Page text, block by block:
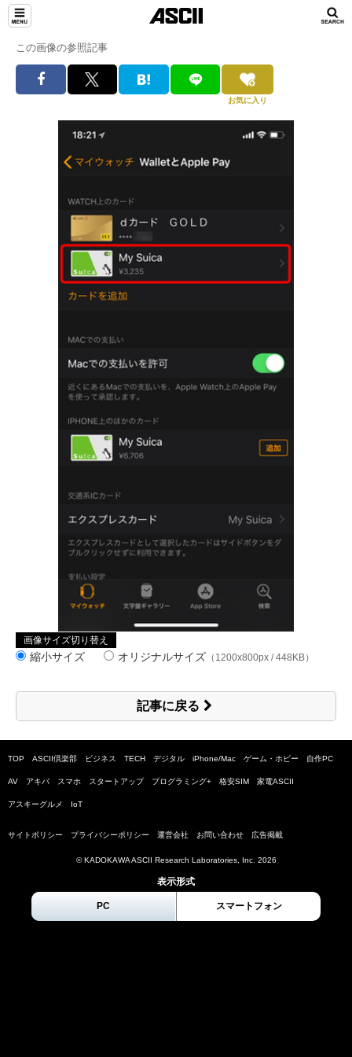
この画像の参照記事
お気に入り
画像サイズ切り替え
縮小サイズ オリジナルサイズ （1200x800px / 448KB）
記事に戻る
TOP ASCII倶楽部 ビジネス TECH デジタル iPhone/Mac ゲーム・ホビー 自作PC
AV アキバ スマホ スタートアップ プログラミング+ 格安SIM 家電ASCII
アスキーグルメ IoT
サイトポリシー プライバシーポリシー 運営会社 お問い合わせ 広告掲載
© KADOKAWA ASCII Research Laboratories, Inc. 2026
表示形式
PC スマートフォン